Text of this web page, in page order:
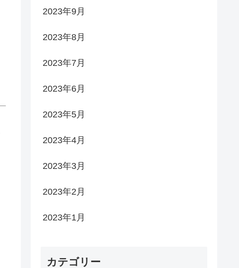
2023年9月
2023年8月
2023年7月
2023年6月
2023年5月
2023年4月
2023年3月
2023年2月
2023年1月
カテゴリー